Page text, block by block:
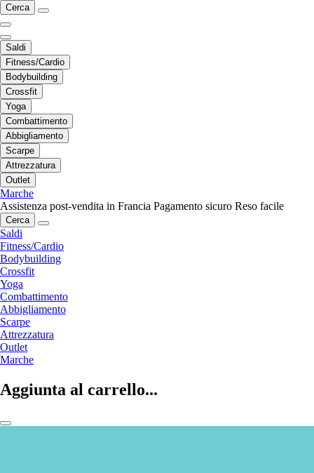
Cerca
Saldi
Fitness/Cardio
Bodybuilding
Crossfit
Yoga
Combattimento
Abbigliamento
Scarpe
Attrezzatura
Outlet
Marche
Assistenza post-vendita in Francia Pagamento sicuro Reso facile
Cerca
Saldi
Fitness/Cardio
Bodybuilding
Crossfit
Yoga
Combattimento
Abbigliamento
Scarpe
Attrezzatura
Outlet
Marche
Aggiunta al carrello...